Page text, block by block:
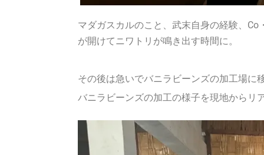
マダガスカルのこと、武末自身の経験、
が開けてニワトリが鳴き出す時間に。
その後は急いでバニラビーンズの加工場に
バニラビーンズの加工の様子を現地からリ